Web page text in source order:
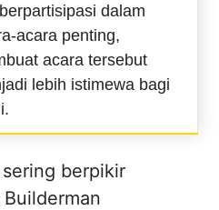
dalam
acara penting,
acara tersebut
lebih istimewa bagi
berpikir